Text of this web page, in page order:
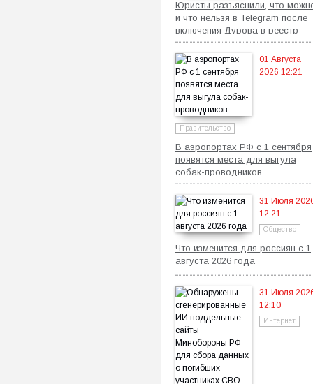
Юристы разъяснили, что
и что нельзя в Telegram после
включения Дурова в реестр
Росфинмониторинга
01 Августа
2026 12:21
Правительство
В аэропортах РФ с 1 сентября
появятся места для выгула
собак-проводников
31 Июля
12:21
Общество
Что изменится для россиян с 1
августа 2026 года
31 Июля
12:10
Интернет